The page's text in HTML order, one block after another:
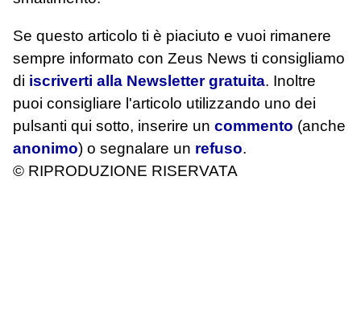
Se questo articolo ti è piaciuto e vuoi rimanere
sempre informato con Zeus News ti consigliamo
di iscriverti alla Newsletter gratuita. Inoltre
puoi consigliare l'articolo utilizzando uno dei
pulsanti qui sotto, inserire un commento (anche
anonimo) o segnalare un refuso.
© RIPRODUZIONE RISERVATA